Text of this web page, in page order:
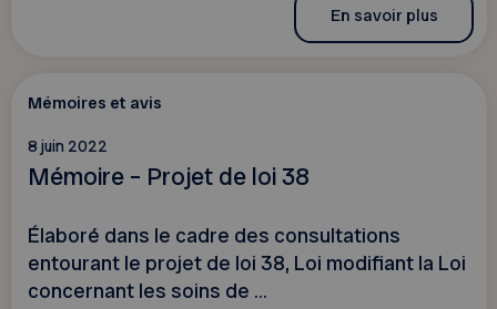
En savoir plus
Mémoires et avis
8 juin 2022
Mémoire – Projet de loi 38
Élaboré dans le cadre des consultations
entourant le projet de loi 38, Loi modifiant la Loi
concernant les soins de ...